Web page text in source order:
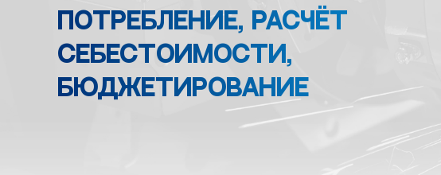
потребление, расчёт
себестоимости,
бюджетирование